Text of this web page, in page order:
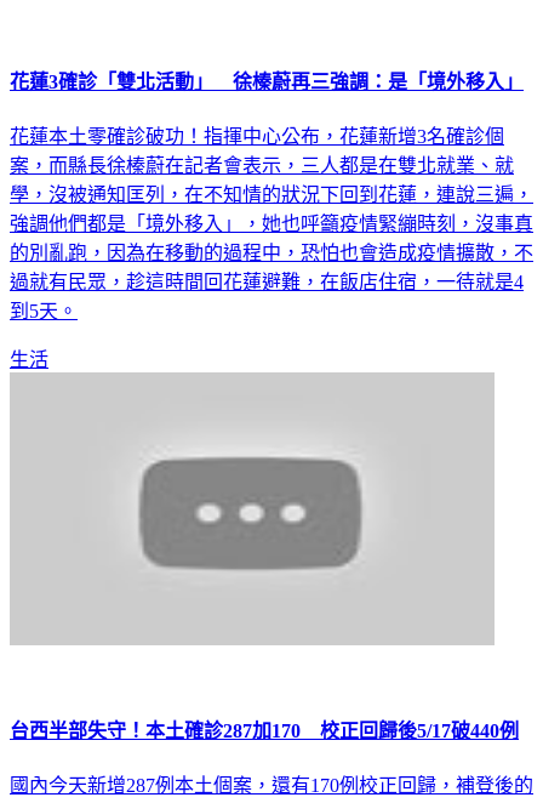
花蓮3確診「雙北活動」 徐榛蔚再三強調：是「境外移入」
花蓮本土零確診破功！指揮中心公布，花蓮新增3名確診個
案，而縣長徐榛蔚在記者會表示，三人都是在雙北就業、就
學，沒被通知匡列，在不知情的狀況下回到花蓮，連說三遍，
強調他們都是「境外移入」，她也呼籲疫情緊繃時刻，沒事真
的別亂跑，因為在移動的過程中，恐怕也會造成疫情擴散，不
過就有民眾，趁這時間回花蓮避難，在飯店住宿，一待就是4
到5天。
生活
台西半部失守！本土確診287加170 校正回歸後5/17破440例
國內今天新增287例本土個案，還有170例校正回歸，補登後的